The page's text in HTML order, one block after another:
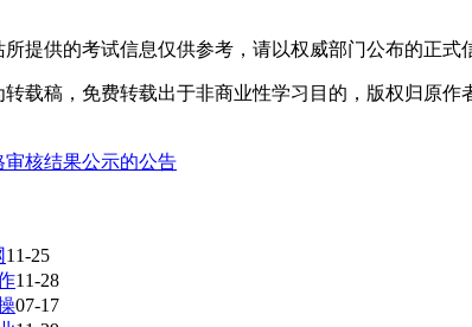
提供的考试信息仅供参考，请以权威部门公布的正式
载稿，免费转载出于非商业性学习目的，版权归原
审核结果公示的公告
11-25
11-28
07-17